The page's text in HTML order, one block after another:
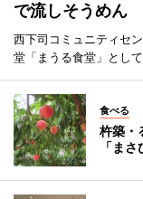
で流しそうめん
西下司コミュニティセ
堂「まうる食堂」とし
食べる
杵築・
「まさ